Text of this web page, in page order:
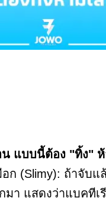
แบบนี้ต้อง "ทิ้ง" ห้
อก (Slimy): ถ้าจับแ
า แสดงว่าแบคทีเ